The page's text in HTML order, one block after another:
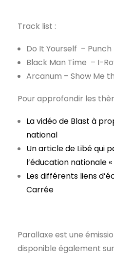
Track list :
Do It Yourself – Punch
Black Man Time – I-
Arcanum – Show Me
Pour approfondir les
La vidéo de Blast à
national
Un article de Libé qui
l’éducation nationale «
Les différents liens
Carrée
Parallaxe est une
disponible également